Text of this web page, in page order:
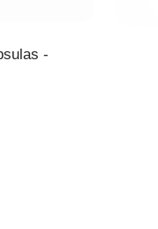
-